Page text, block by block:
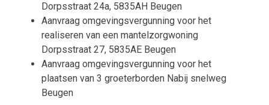
Dorpsstraat 24a, 5835AH Beugen
Aanvraag omgevingsvergunning voor het
realiseren van een mantelzorgwoning
Dorpsstraat 27, 5835AE Beugen
Aanvraag omgevingsvergunning voor het
plaatsen van 3 groeterborden Nabij snelweg
Beugen